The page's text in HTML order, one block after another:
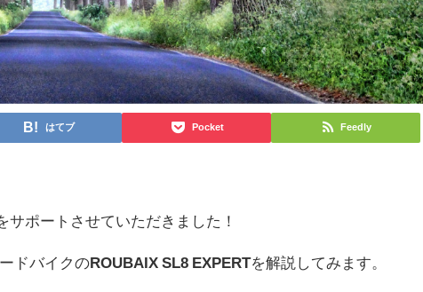
はてブ Pocket Feedly
ポートさせていただきました！
ドバイクのROUBAIX SL8 EXPERTを解説してみます。